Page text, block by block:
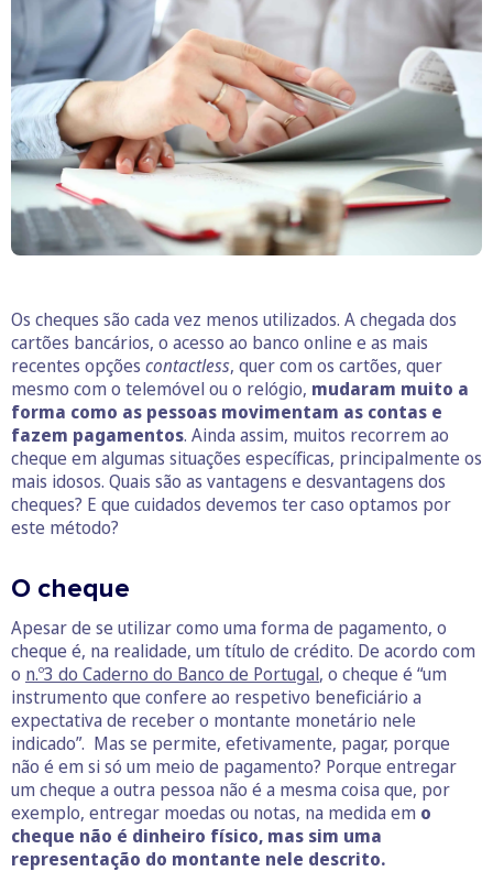
Os cheques são cada vez menos utilizados. A chegada dos
cartões bancários, o acesso ao banco online e as mais
recentes opções contactless, quer com os cartões, quer
mesmo com o telemóvel ou o relógio, mudaram muito a
forma como as pessoas movimentam as contas e
fazem pagamentos. Ainda assim, muitos recorrem ao
cheque em algumas situações específicas, principalmente os
mais idosos. Quais são as vantagens e desvantagens dos
cheques? E que cuidados devemos ter caso optamos por
este método?
O cheque
Apesar de se utilizar como uma forma de pagamento, o
cheque é, na realidade, um título de crédito. De acordo com
o n.º3 do Caderno do Banco de Portugal, o cheque é “um
instrumento que confere ao respetivo beneficiário a
expectativa de receber o montante monetário nele
indicado”. Mas se permite, efetivamente, pagar, porque
não é em si só um meio de pagamento? Porque entregar
um cheque a outra pessoa não é a mesma coisa que, por
exemplo, entregar moedas ou notas, na medida em o
cheque não é dinheiro físico, mas sim uma
representação do montante nele descrito.